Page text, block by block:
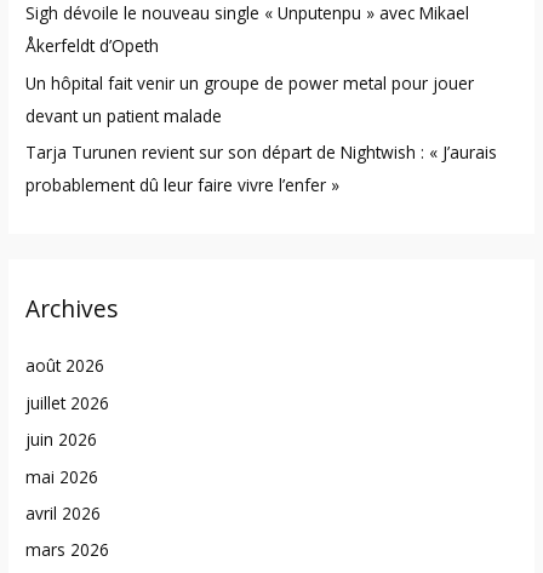
Sigh dévoile le nouveau single « Unputenpu » avec Mikael
Åkerfeldt d’Opeth
Un hôpital fait venir un groupe de power metal pour jouer
devant un patient malade
Tarja Turunen revient sur son départ de Nightwish : « J’aurais
probablement dû leur faire vivre l’enfer »
Archives
août 2026
juillet 2026
juin 2026
mai 2026
avril 2026
mars 2026